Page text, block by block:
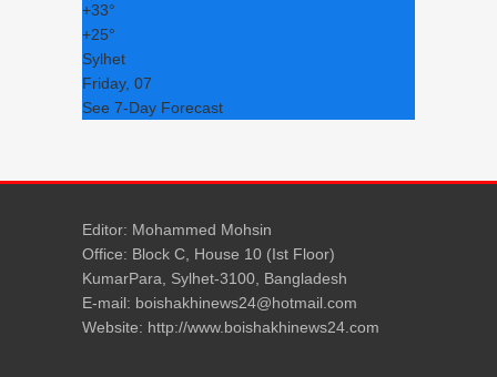
+33°
+25°
Sylhet
Friday, 07
See 7-Day Forecast
Editor: Mohammed Mohsin
Office: Block C, House 10 (Ist Floor)
KumarPara, Sylhet-3100, Bangladesh
E-mail: boishakhinews24@hotmail.com
Website: http://www.boishakhinews24.com